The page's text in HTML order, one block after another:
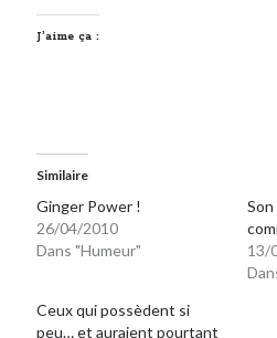
J’aime ça :
Similaire
Ginger Power !
26/04/2010
Dans "Humeur"
Son
13/
Ceux qui possèdent si
peu… et auraient pourtant